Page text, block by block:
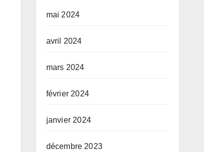
mai 2024
avril 2024
mars 2024
février 2024
janvier 2024
décembre 2023